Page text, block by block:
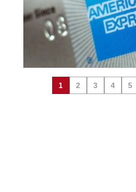
1 2 3 4 5